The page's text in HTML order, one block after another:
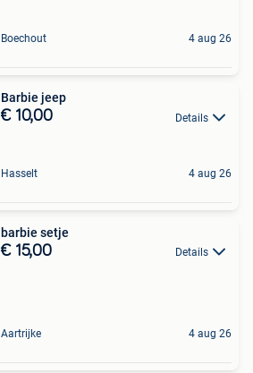
Boechout 4 aug 26
Barbie jeep
€ 10,00 Details
Hasselt 4 aug 26
barbie setje
€ 15,00 Details
Aartrijke 4 aug 26